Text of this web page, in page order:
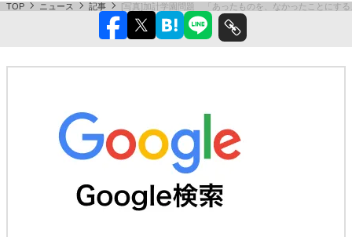
TOP ニュース 記事 [写真]加計学園問題 「あったものを、なかったことにする